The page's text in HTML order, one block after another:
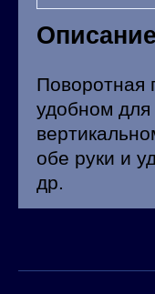
Поворотная
удобном
обе руки и
др.